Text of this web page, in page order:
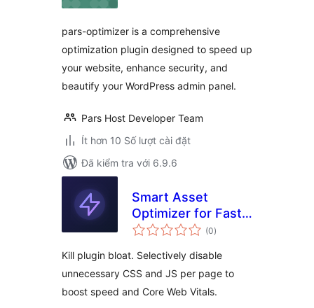
pars-optimizer is a comprehensive
optimization plugin designed to speed up
your website, enhance security, and
beautify your WordPress admin panel.
Pars Host Developer Team
Ít hơn 10 Số lượt cài đặt
Đã kiểm tra với 6.9.6
Smart Asset
Optimizer for Fast
Loading
(0tổng
đánh
)
Kill plugin bloat. Selectively disable
unnecessary CSS and JS per page to
boost speed and Core Web Vitals.